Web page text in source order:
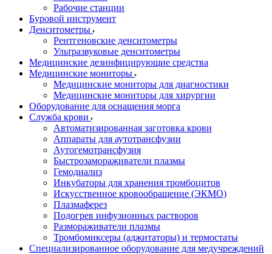
Рабочие станции
Буровой инструмент
Денситометры
Рентгеновские денситометры
Ультразвуковые денситометры
Медицинские дезинфицирующие средства
Медицинские мониторы
Медицинские мониторы для диагностики
Медицинские мониторы для хирургии
Оборудование для оснащения морга
Служба крови
Автоматизированная заготовка крови
Аппараты для аутотрансфузии
Аутогемотрансфузия
Быстрозамораживатели плазмы
Гемодиализ
Инкубаторы для хранения тромбоцитов
Искусственное кровообращение (ЭКМО)
Плазмаферез
Подогрев инфузионных растворов
Размораживатели плазмы
Тромбомиксеры (аджитаторы) и термостаты
Специализированное оборудование для медучреждений